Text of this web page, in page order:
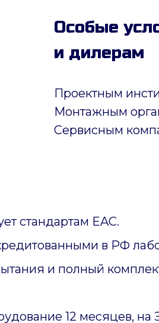
Особые
и дилерам
Проектным
Монтажным
Сервисным
стандартам EAC.
в РФ
и полный
12 месяцев,